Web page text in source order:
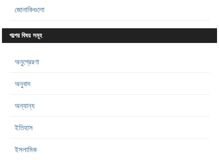
জোনাকিগুলো
গল্পের বিষয় সমূহ
অনুপ্রেরণা
অনুবাদ
অন্যান্য
ইতিহাস
ইসলামিক